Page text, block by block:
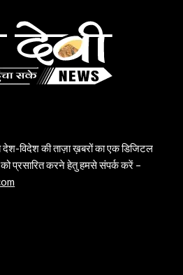
देश-विदेश की ताज़ा ख़बरों का एक डिजिटल
प्रसारित करने हेतु हमसे संपर्क करें –